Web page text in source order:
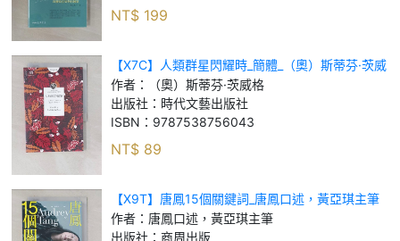
NT$ 199
【X7C】人類群星閃耀時_簡體_（奧）斯蒂芬·茨威
格
作者：
（奧）斯蒂芬·茨威格
出版社： 時代文藝出版社
ISBN： 9787538756043
NT$ 89
【X9T】唐鳳15個關鍵詞_唐鳳口述，黃亞琪主筆
作者： 唐鳳口述，黃亞琪主筆
出版社： 商周出版